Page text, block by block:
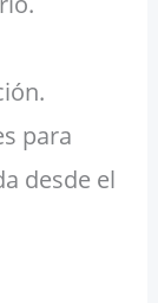
para
desde el